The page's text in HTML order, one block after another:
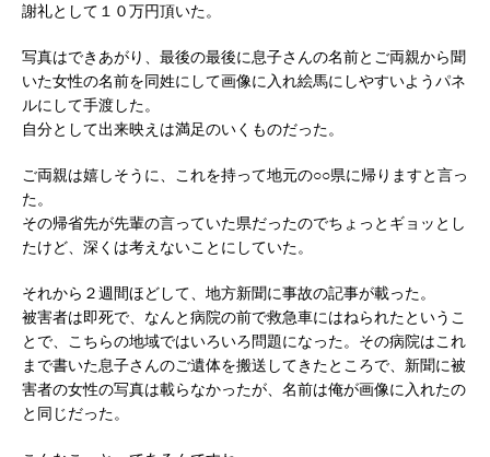
謝礼として１０万円頂いた。
写真はできあがり、最後の最後に息子さんの名前とご両親から聞
いた女性の名前を同姓にして画像に入れ絵馬にしやすいようパネ
ルにして手渡した。
自分として出来映えは満足のいくものだった。
ご両親は嬉しそうに、これを持って地元の○○県に帰りますと言っ
た。
その帰省先が先輩の言っていた県だったのでちょっとギョッとし
たけど、深くは考えないことにしていた。
それから２週間ほどして、地方新聞に事故の記事が載った。
被害者は即死で、なんと病院の前で救急車にはねられたというこ
とで、こちらの地域ではいろいろ問題になった。その病院はこれ
まで書いた息子さんのご遺体を搬送してきたところで、新聞に被
害者の女性の写真は載らなかったが、名前は俺が画像に入れたの
と同じだった。